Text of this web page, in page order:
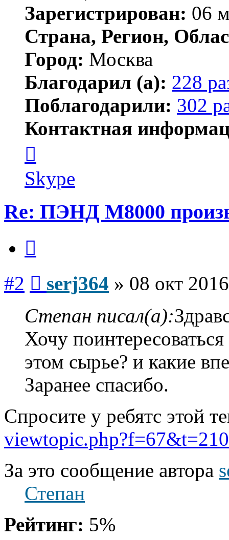
Зарегистрирован: 06
Страна, Регион,
Город: Москва
Благодарил (а): 228
Поблагодарили: 302
Контактная
пользователя
serj364
Skype
Re: ПЭНД М8000
#2 serj364 » 08 окт
Степан писал(а):
Хочу
этом сырье? и какие
Заранее спасибо.
Спросите у ребятс этой
За это сообщение автора
Степан
Рейтинг: 5%